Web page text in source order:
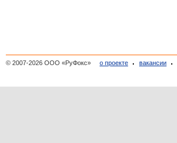
© 2007-2026 ООО «РуФокс» о проекте вакансии